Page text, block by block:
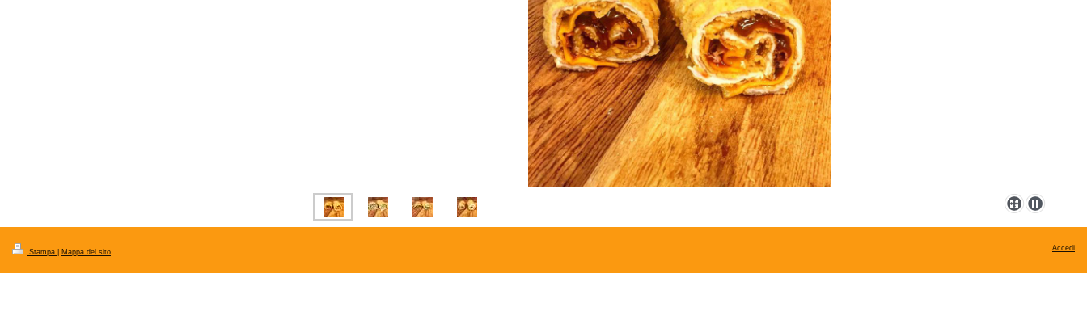
Stampa Mappa del sito Accedi